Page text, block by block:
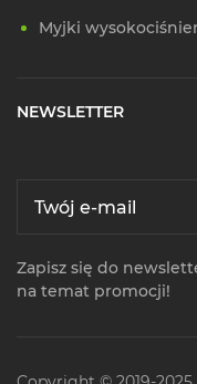
Myjki
NEWSLETTER
Zapisz się do
na temat promocji!